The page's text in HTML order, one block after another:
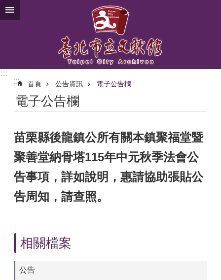
跳到主要內容區塊
:::
:::
首頁 公告資訊 電子公告欄
電子公告欄
苗栗縣後龍鎮公所有關本鎮聚福堂暨
聚善堂納骨塔115年中元秋季法會公
告事項，詳如說明，惠請協助張貼公
告周知，請查照。
相關檔案
公告